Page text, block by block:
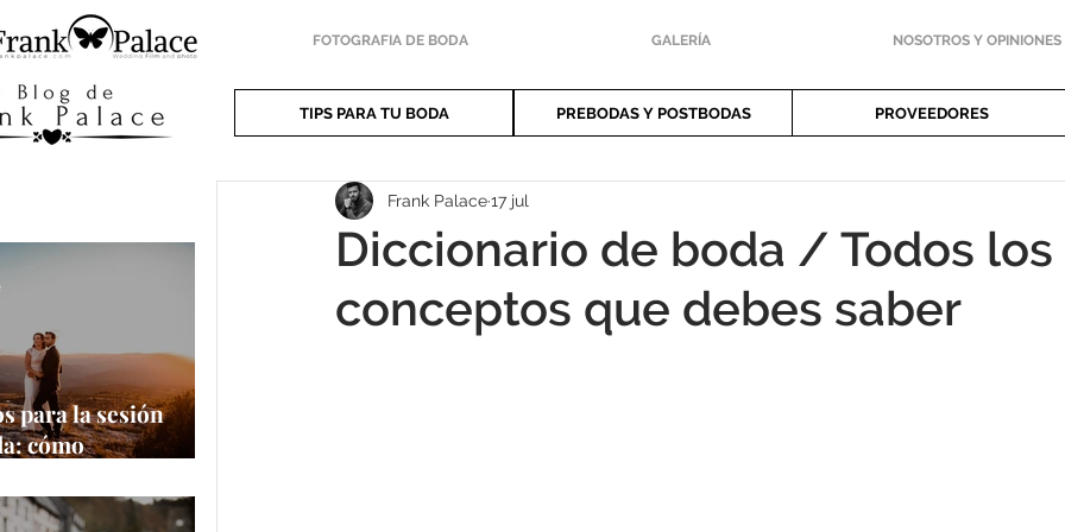
FOTOGRAFIA DE BODA GALERÍA NOSOTROS Y OPINIONES
TIPS PARA TU BODA PREBODAS Y POSTBODAS PROVEEDORES
para la sesión
cómo
oportunidad
Diccionario de boda / Todos los
conceptos que debes saber
Frank Palace17 jul